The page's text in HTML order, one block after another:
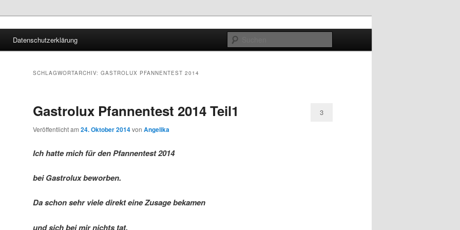
Datenschutzerklärung
SCHLAGWORTARCHIV: GASTROLUX PFANNENTEST 2014
Gastrolux Pfannentest 2014 Teil1
Veröffentlicht am 24. Oktober 2014von Angelika
3
Ich hatte mich für den Pfannentest 2014
bei Gastrolux beworben.
Da schon sehr viele direkt eine Zusage bekamen
und sich bei mir nichts tat,